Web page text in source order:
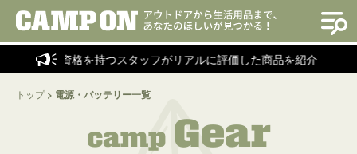
クターの資格を持つスタッフがリアルに評価した商品を紹介！
トップ> 電源・バッテリー一覧
camp Gear